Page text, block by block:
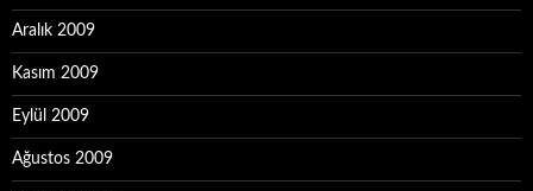
Aralık 2009
Kasım 2009
Eylül 2009
Ağustos 2009